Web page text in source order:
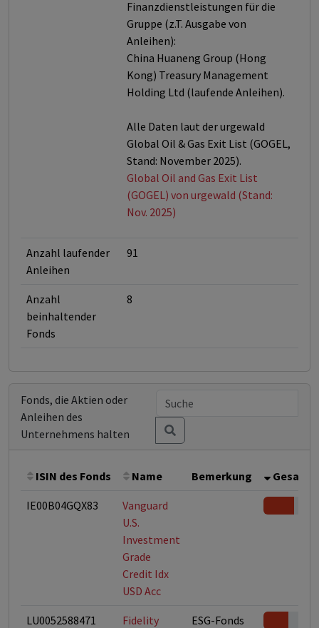
Finanzdienstleistungen für die
Gruppe (z.T. Ausgabe von
Anleihen):
China Huaneng Group (Hong
Kong) Treasury Management
Holding Ltd (laufende Anleihen).
Alle Daten laut der urgewald
Global Oil & Gas Exit List (GOGEL,
Stand: November 2025).
Global Oil and Gas Exit List
(GOGEL) von urgewald (Stand:
Nov. 2025)
Anzahl laufender
Anleihen
91
Anzahl
beinhaltender
Fonds
8
Fonds, die Aktien oder
Anleihen des
Unternehmens halten
ISIN des Fonds Name Bemerkung
IE00B04GQX83
Vanguard
U.S.
Investment
Grade
Credit Idx
USD Acc
LU0052588471
Fidelity
ESG-Fonds